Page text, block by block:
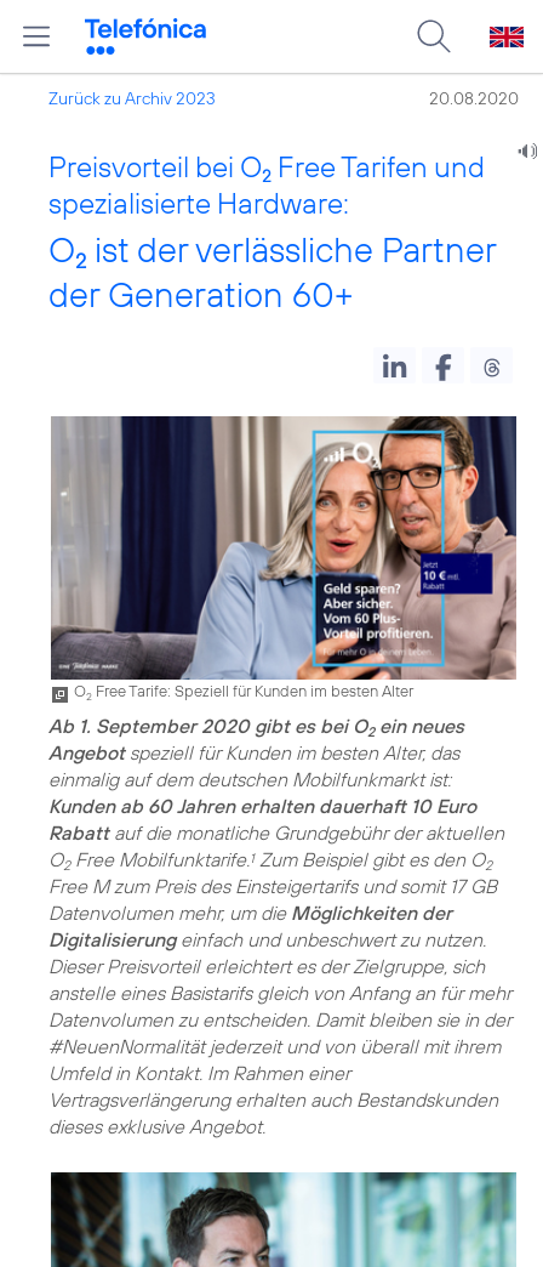
Zurück zu Archiv 2023 20.08.2020
Preisvorteil bei O2 Free Tarifen und
spezialisierte Hardware:
O2 ist der verlässliche Partner
der Generation 60+
O2 Free Tarife: Speziell für Kunden im besten Alter
Ab 1. September 2020 gibt es bei O2ein neues
Angebotspeziell für Kunden im besten Alter, das
einmalig auf dem deutschen Mobilfunkmarkt ist:
Kunden ab 60 Jahren erhalten dauerhaft 10 Euro
Rabattauf die monatliche Grundgebühr der aktuellen
O2Free Mobilfunktarife. 1Zum Beispiel gibt es den O2
Free M zum Preis des Einsteigertarifs und somit 17 GB
Datenvolumen mehr, um die Möglichkeiten der
Digitalisierungeinfach und unbeschwert zu nutzen.
Dieser Preisvorteil erleichtert es der Zielgruppe, sich
anstelle eines Basistarifs gleich von Anfang an für mehr
Datenvolumen zu entscheiden. Damit bleiben sie in der
#NeuenNormalität jederzeit und von überall mit ihrem
Umfeld in Kontakt. Im Rahmen einer
Vertragsverlängerung erhalten auch Bestandskunden
dieses exklusive Angebot.